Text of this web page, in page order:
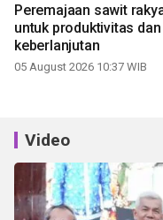
Peremajaan sawit
untuk produktivitas dan
keberlanjutan
05 August 2026 10:37 WIB
Video